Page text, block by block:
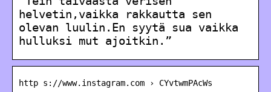
helvetin,vaikka rakkautta sen
olevan luulin.En syytä sua vaikka
hulluksi mut ajoitkin.”
http s://www.instagram.com › CYvtwmPAcWs